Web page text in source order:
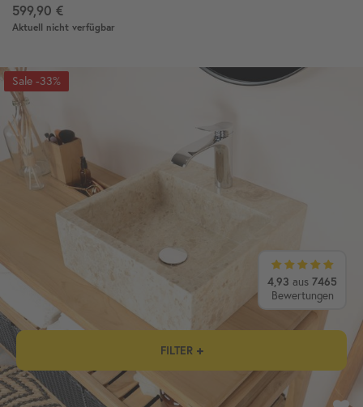
4,93 aus 7465
Bewertungen
599,90 €
Aktuell nicht verfügbar
-33%
FILTER